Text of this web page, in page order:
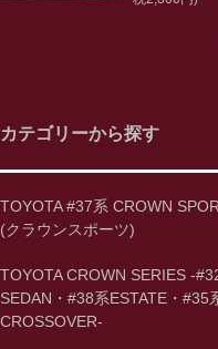
カテゴリーから探す
TOYOTA #37系 CROWN
(クラウンスポーツ)
TOYOTA CROWN SERIES -
SEDAN・#38系ESTATE・#35
CROSSOVER-